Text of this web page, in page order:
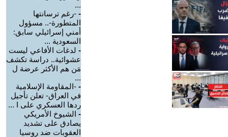
...
- -رغم ترسانتها
المتطورة-.. مسؤول
أمني إسرائيلي سابق:
السعودية ...
- لدغات الأفاعي ليست
عشوائية.. دراسة تكشف
مَن هم الأكثر عرضة ل
...
- -المقاومة الإسلامية
في العراق- تعلن تأجيل
ردها العسكري على ا ...
- الشيوخ الأمريكي
يصادق على تشديد
العقوبات ضد روسيا